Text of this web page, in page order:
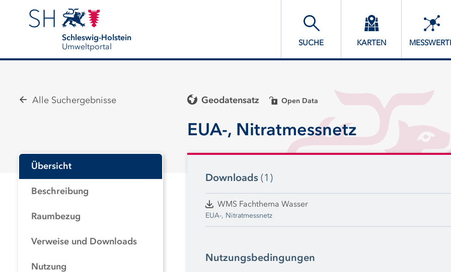
Schleswig-Holstein
Umweltportal
SUCHE KARTEN
Alle Suchergebnisse Geodatensatz Open Data
EUA-, Nitratmessnetz
Übersicht
Beschreibung
Raumbezug
Verweise und Downloads
Nutzung
Downloads (1)
WMS Fachthema Wasser
EUA-, Nitratmessnetz
Nutzungsbedingungen